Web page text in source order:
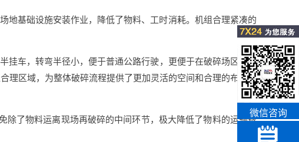
地基础设施安装作业，降低了物料、工时消耗。机组合理紧凑的
挂车，转弯半径小，便于普通公路行驶，更便于在破碎场区崎岖
理区域，为整体破碎流程提供了更加灵活的空间和合理的布局配
除了物料运离现场再破碎的中间环节，极大降低了物料的运输费
微信咨询